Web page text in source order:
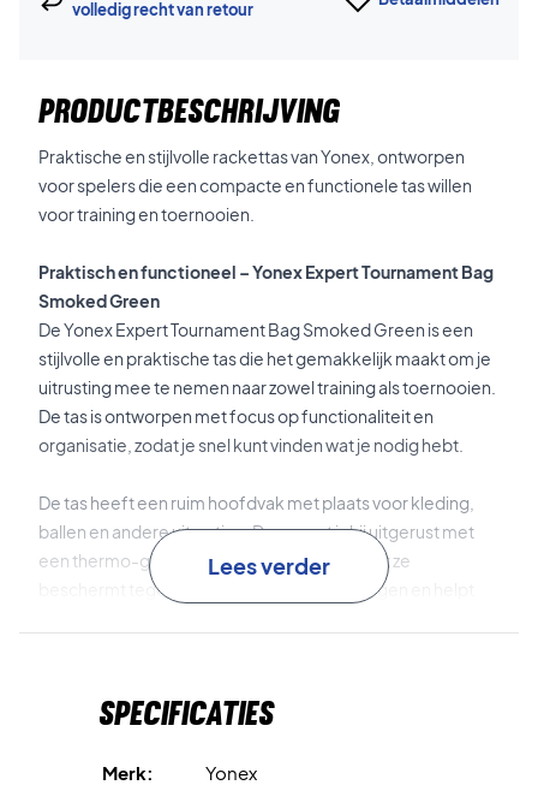
volledig recht van retour
PRODUCTBESCHRIJVING
Praktische en stijlvolle rackettas van Yonex, ontworpen
voor spelers die een compacte en functionele tas willen
voor training en toernooien.
Praktisch en functioneel – Yonex Expert Tournament Bag
Smoked Green
De Yonex Expert Tournament Bag Smoked Green is een
stijlvolle en praktische tas die het gemakkelijk maakt om je
uitrusting mee te nemen naar zowel training als toernooien.
De tas is ontworpen met focus op functionaliteit en
organisatie, zodat je snel kunt vinden wat je nodig hebt.
De tas heeft een ruim hoofdvak met plaats voor kleding,
ballen en andere uitrusting. Daarnaast is hij uitgerust met
een thermo-geïsoleerd vak voor rackets, dat ze
beschermt tegen temperatuurschommelingen en helpt
temperatuurverschillen.
Lees verder
Specificaties
Merk:
Yonex